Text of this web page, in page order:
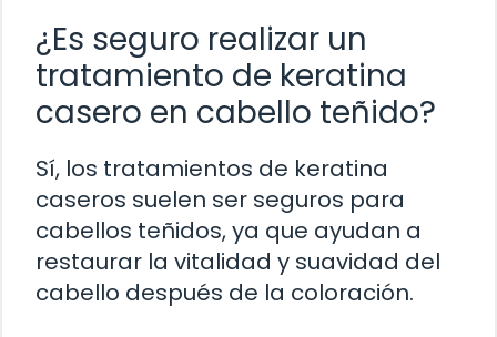
¿Es seguro realizar un
tratamiento de keratina
casero en cabello teñido?
Sí, los tratamientos de keratina
caseros suelen ser seguros para
cabellos teñidos, ya que ayudan a
restaurar la vitalidad y suavidad del
cabello después de la coloración.